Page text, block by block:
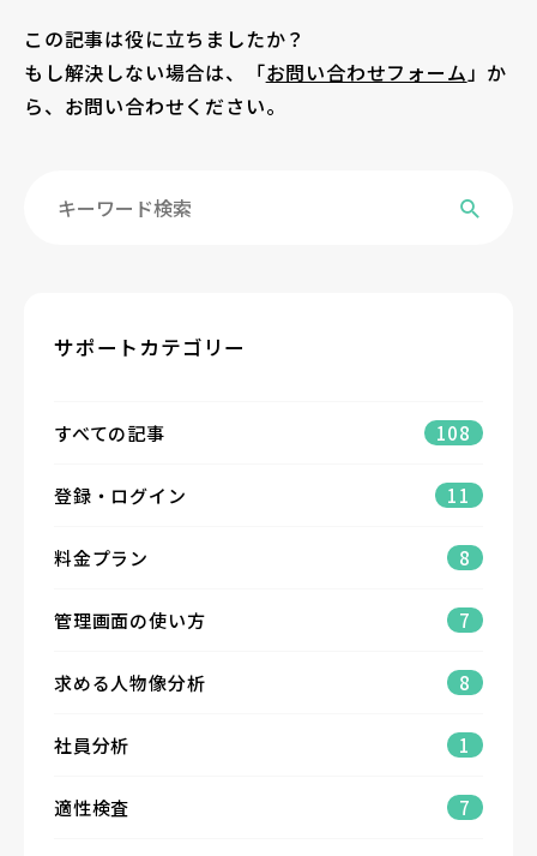
この記事は役に立ちましたか？
もし解決しない場合は、「お問い合わせフォーム」か
ら、お問い合わせください。
サポートカテゴリー
すべての記事 108
登録・ログイン 11
料金プラン 8
管理画面の使い方 7
求める人物像分析 8
社員分析 1
適性検査 7